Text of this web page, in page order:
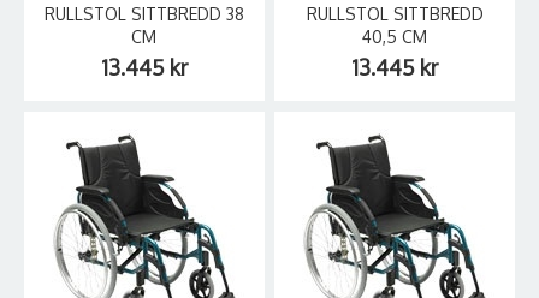
RULLSTOL SITTBREDD 38
CM
13.445 kr
RULLSTOL SITTBREDD
40,5 CM
13.445 kr